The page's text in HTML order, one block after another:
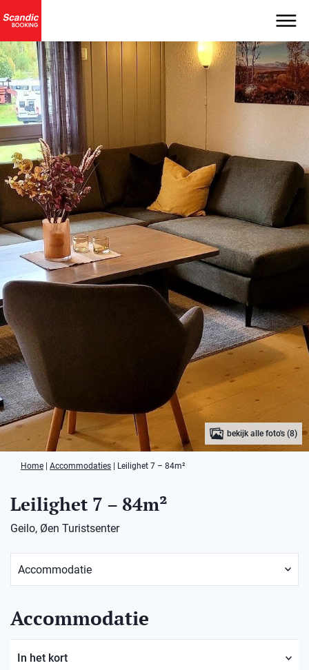
bekijk alle foto's (8)
Home Accommodaties Leilighet 7 – 84m²
Leilighet 7 – 84m²
Geilo, Øen Turistsenter
Accommodatie
In het kort